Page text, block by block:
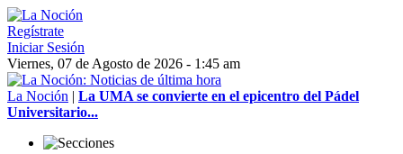
Regístrate
Iniciar Sesión
Viernes, 07 de Agosto de 2026 - 1:45 am
La Noción | La UMA se convierte en el epicentro del Pádel
Universitario...